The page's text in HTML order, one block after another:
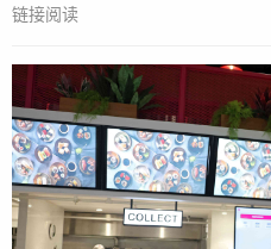
链接阅读